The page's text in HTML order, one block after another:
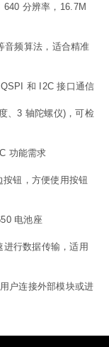
分辨率，16.7M
音频算法，适合精准
和 I2C 接口通信
、3 轴陀螺仪)，可检
功能需求
钮，方便使用按钮
电池座
行数据传输，适用
户连接外部模块或进